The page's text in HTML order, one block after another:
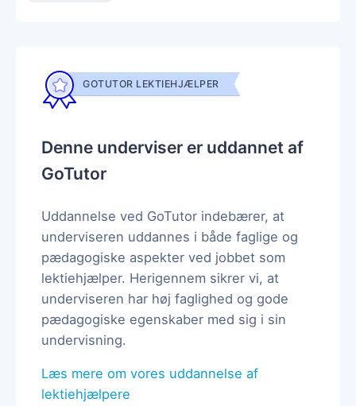
GOTUTOR LEKTIEHJÆLPER
Denne underviser er uddannet af
GoTutor
Uddannelse ved GoTutor indebærer, at
underviseren uddannes i både faglige og
pædagogiske aspekter ved jobbet som
lektiehjælper. Herigennem sikrer vi, at
underviseren har høj faglighed og gode
pædagogiske egenskaber med sig i sin
undervisning.
Læs mere om vores uddannelse af
lektiehjælpere